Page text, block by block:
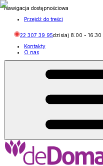
Nawigacja dostępnościowa
Przejdź do treści
22 307 39 95dzisiaj 8:00 - 16:30
Kontakty
O nas